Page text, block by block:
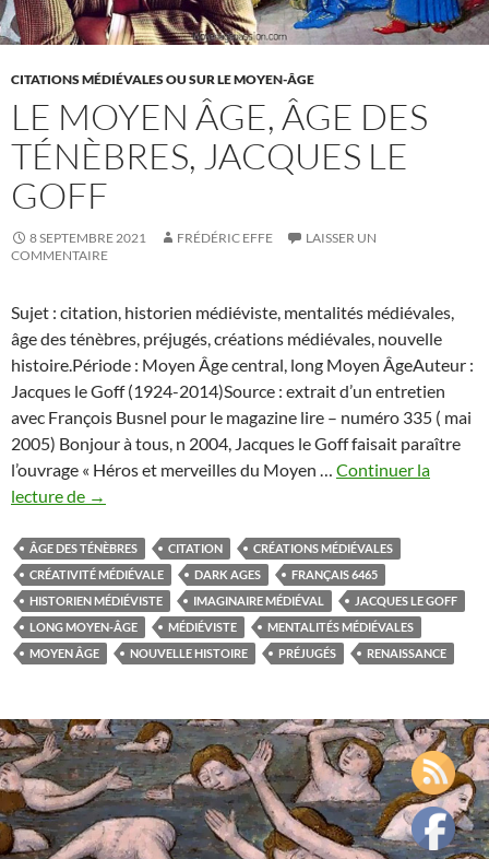
CITATIONS MÉDIÉVALES OU SUR LE MOYEN-ÂGE
LE MOYEN ÂGE, ÂGE DES
TÉNÈBRES, JACQUES LE
GOFF
8 SEPTEMBRE 2021 FRÉDÉRIC EFFE
LAISSER UN
COMMENTAIRE
Sujet : citation, historien médiéviste, mentalités médiévales,
âge des ténèbres, préjugés, créations médiévales, nouvelle
histoire.Période : Moyen Âge central, long Moyen ÂgeAuteur :
Jacques le Goff (1924-2014)Source : extrait d’un entretien
avec François Busnel pour le magazine lire – numéro 335 ( mai
2005) Bonjour à tous, n 2004, Jacques le Goff faisait paraître
l’ouvrage « Héros et merveilles du Moyen … Continuer la
lecture de Le
Âge,
âge
des
ténèbres,
jacques
→
ÂGE DES TÉNÈBRES CITATION
CRÉATIONS MÉDIÉVALES
CRÉATIVITÉ MÉDIÉVALE
DARK AGES
FRANÇAIS 6465
HISTORIEN MÉDIÉVISTE
IMAGINAIRE MÉDIÉVAL
JACQUES LE GOFF
LONG MOYEN-ÂGE
MÉDIÉVISTE
MENTALITÉS MÉDIÉVALES
MOYEN ÂGE
NOUVELLE HISTOIRE PRÉJUGÉS RENAISSANCE